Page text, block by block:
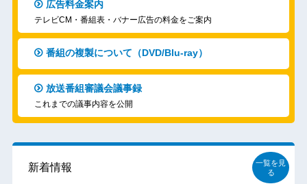
広告料金案内
テレビCM・番組表・バナー広告の料金をご案内
番組の複製について（DVD/Blu-ray）
放送番組審議会議事録
これまでの議事内容を公開
新着情報
一覧を見
る